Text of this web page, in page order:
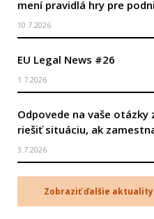
mení pravidlá hry pre
10.7.2026
EU Legal News #26
1.7.2026
Odpovede na vaše
riešiť situáciu, ak
3.7.2026
Zobraziť ďalšie aktuality